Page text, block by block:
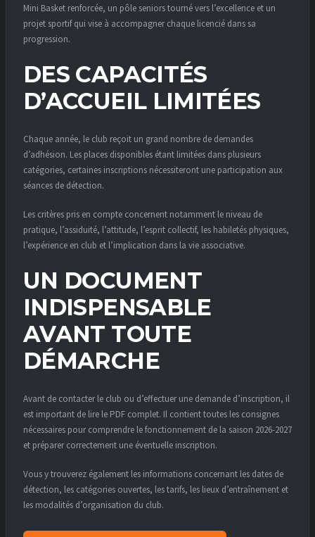
Mini Basket renforcée, un pôle seniors tourné vers l’excellence et un
projet sportif qui vise à accompagner chaque licencié dans sa
progression.
DES CAPACITÉS
D’ACCUEIL LIMITÉES
Chaque année, le club reçoit un grand nombre de demandes
d’adhésion. Les places disponibles étant limitées dans plusieurs
catégories, certaines inscriptions nécessiteront une participation aux
séances de détection.
Les critères pris en compte concernent notamment le niveau de
pratique, l’assiduité, l’attitude, l’esprit collectif, les habiletés physiques,
l’expérience en club et l’implication dans la vie associative.
UN DOCUMENT
INDISPENSABLE
AVANT TOUTE
DÉMARCHE
Avant de contacter le club ou d’effectuer une demande d’inscription, il
est important de lire le PDF complet. Il contient toutes les consignes
nécessaires pour comprendre le fonctionnement de la saison 2026-2027
et préparer correctement une éventuelle inscription.
Vous y trouverez également les informations concernant les dates de
détection, les catégories ouvertes, les tarifs, les lieux d’entraînement et
les modalités d’organisation du club.